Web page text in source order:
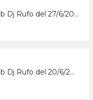
SONIDO REMEMBER amb Dj Rufo del 27/6/2026
SONIDO REMEMBER amb Dj Rufo del 20/6/2026